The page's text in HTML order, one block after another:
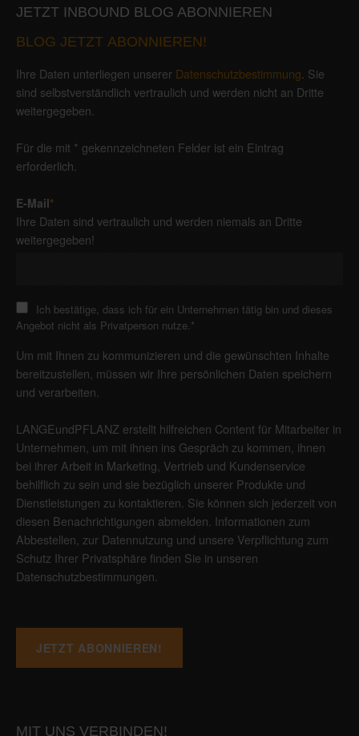
JETZT INBOUND BLOG ABONNIEREN
BLOG JETZT ABONNIEREN!
Ihre Daten unterliegen unserer Datenschutzbestimmung . Sie
sind selbstverständlich vertraulich und werden nicht an Dritte
weitergegeben.
Für die mit * gekennzeichneten Felder ist ein Eintrag
erforderlich.
E-Mail*
Ihre Daten sind vertraulich und werden niemals an Dritte
weitergegeben!
Ich bestätige, dass ich für ein Unternehmen tätig bin und dieses
Angebot nicht als Privatperson nutze.*
Um mit Ihnen zu kommunizieren und die gewünschten Inhalte
bereitzustellen, müssen wir Ihre persönlichen Daten speichern
und verarbeiten.
LANGEundPFLANZ erstellt hilfreichen Content für Mitarbeiter in
Unternehmen, um mit ihnen ins Gespräch zu kommen, ihnen
bei ihrer Arbeit in Marketing, Vertrieb und Kundenservice
behilflich zu sein und sie bezüglich unserer Produkte und
Dienstleistungen zu kontaktieren. Sie können sich jederzeit von
diesen Benachrichtigungen abmelden. Informationen zum
Abbestellen, zur Datennutzung und unsere Verpflichtung zum
Schutz Ihrer Privatsphäre finden Sie in unseren
Datenschutzbestimmungen
MIT UNS VERBINDEN!